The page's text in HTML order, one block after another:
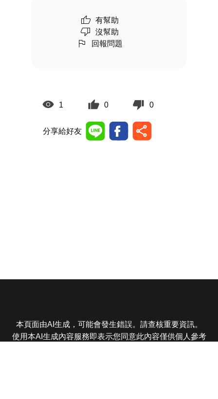
有幫助
沒幫助
回報問題
1 0 0
分享給好友
本頁面由AI生成，可能會發生錯誤。請查核重要資訊。
使用本AI生成內容服務即表示您同意此內容僅供個人參考